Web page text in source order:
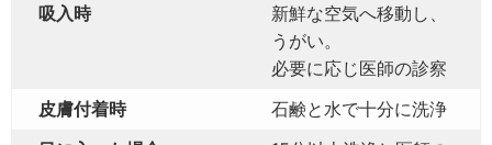
吸入時
新鮮な空気へ移動し、
うがい。
必要に応じ医師の診察
皮膚付着時
石鹸と水で十分に洗浄